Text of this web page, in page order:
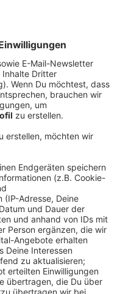
Affäre mit
Vergewaltigung
Vorwürfe
zu retten. Seine
zunächst noch an
der Affäre den
Kate
längst in diesen
des James